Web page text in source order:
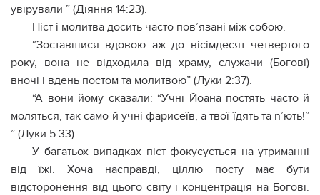
увірували ” (Діяння 14:23).
Піст і молитва досить часто пов’язані між собою.
“Зоставшися вдoвою аж до вісімдесят четвертого
року, вона не відходила від храму, служачи (Богові)
вночі і вдень постом та молитвою” (Луки 2:37).
“А вони йому сказали: “Учні Йоана постять часто й
моляться, так само й учні фарисеїв, а твої їдять та n’ють!”
” (Луки 5:33)
У багатьох випадках піст фокусується на утриманні
від їжі. Хоча насправді, ціллю посту має бути
відсторонення від цього світу і концентрація на Богові.